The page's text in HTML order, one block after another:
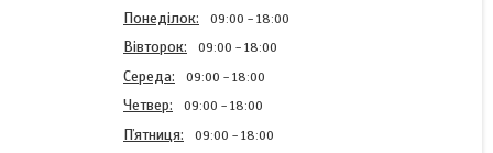
Понеділок 09:00 18:00
Вівторок 09:00 18:00
Середа 09:00 18:00
Четвер 09:00 18:00
Пʼятниця 09:00 18:00